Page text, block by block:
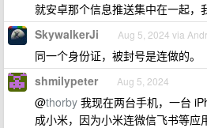
就安卓那个信息推送集中在一起，
SkywalkerJi Aug 5, 2024 via
同一个身份证，被封号是连做的。
shmilypeter Aug 5, 2024
@thorby 我现在两台手机，一台
成小米，因为小米连微信飞书等